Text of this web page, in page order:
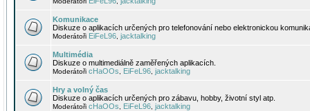
Komunikace
Diskuze o aplikacích určených pro telefonování nebo elektronickou
Moderátoři EiFeL96 jacktalking
Multimédia
Diskuze o multimediálně zaměřených aplikacích.
Moderátoři cHaOOs EiFeL96 jacktalking
Hry a volný čas
Diskuze o aplikacích určených pro zábavu, hobby, životní styl atp.
Moderátoři cHaOOs EiFeL96 jacktalking